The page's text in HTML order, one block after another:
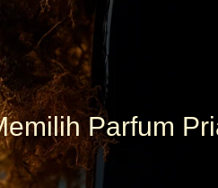
Parfum